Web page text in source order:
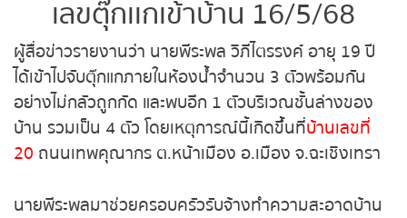
หวยหุ้นเกาหลี
หวยหุ้นนิเคอิ เช้า
หวยหุ้นนิเคอิ บ่าย
เลขตุ๊กเเกเข้าบ้าน 16/5/68
ผู้สื่อข่าวรายงานว่า นายพีระพล วิภีไตรรงค์ อายุ 19 ปี
ได้เข้าไปจับตุ๊กแกภายในห้องน้ำจำนวน 3 ตัวพร้อมกัน
อย่างไม่กลัวถูกกัด และพบอีก 1 ตัวบริเวณชั้นล่างของ
บ้าน รวมเป็น 4 ตัว โดยเหตุการณ์นี้เกิดขึ้นที่บ้านเลขที่
20 ถนนเทพคุณากร ต.หน้าเมือง อ.เมือง